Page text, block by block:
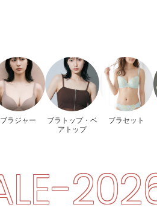
ブラジャー
ブラトップ・ベ
アトップ
ブラセット